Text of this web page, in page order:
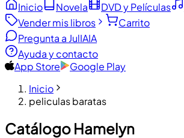
Inicio Novela DVD y Películas
Vender mis libros
Carrito
Pregunta a JulIAIA
Ayuda y contacto
App Store
Google Play
Inicio
peliculas baratas
Catálogo Hamelyn